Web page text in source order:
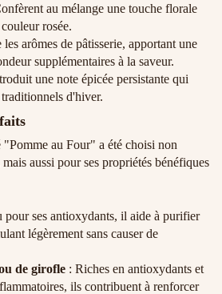
au mélange une touche florale
rosée.
les arômes de pâtisserie, apportant une
supplémentaires à la saveur.
une note épicée persistante qui
d'hiver.
au Four" a été choisi non
aussi pour ses propriétés bénéfiques
pour ses antioxydants, il aide à purifier
légèrement sans causer de
de girofle : Riches en antioxydants et
ils contribuent à renforcer